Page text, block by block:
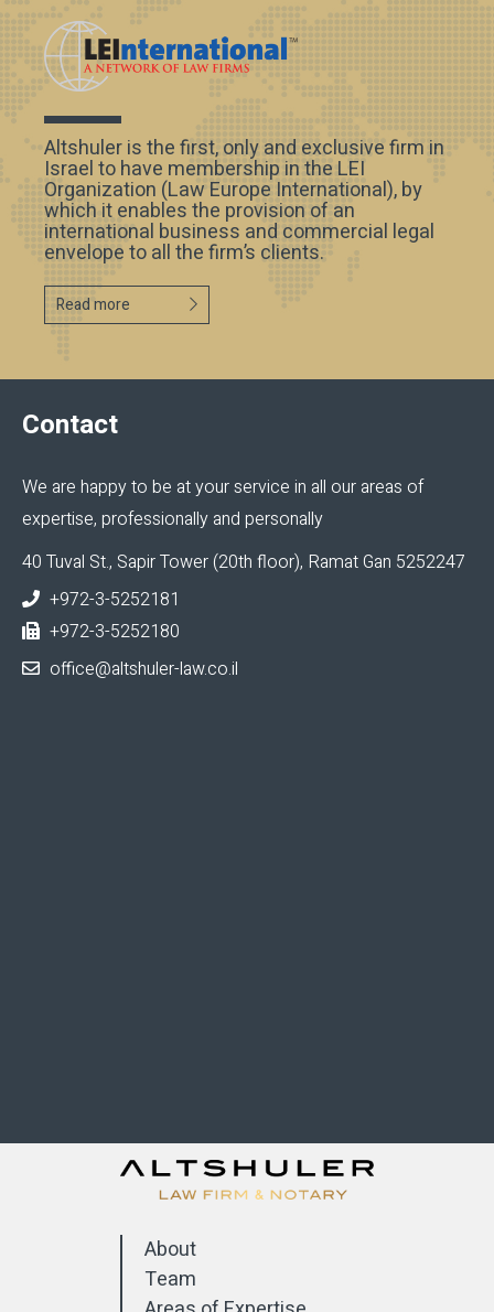
Altshuler is the first, only and exclusive firm in
Israel to have membership in the LEI
Organization (Law Europe International), by
which it enables the provision of an
international business and commercial legal
envelope to all the firm’s clients.
Read more
Contact
We are happy to be at your service in all our areas of
expertise, professionally and personally
40 Tuval St., Sapir Tower (20th floor), Ramat Gan 5252247
+972-3-5252181
+972-3-5252180
office@altshuler-law.co.il
About
Team